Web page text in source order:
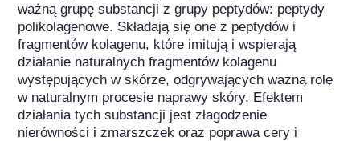
ważną grupę substancji z grupy peptydów: peptydy
polikolagenowe. Składają się one z peptydów i
fragmentów kolagenu, które imitują i wspierają
działanie naturalnych fragmentów kolagenu
występujących w skórze, odgrywających ważną rolę
w naturalnym procesie naprawy skóry. Efektem
działania tych substancji jest złagodzenie
nierówności i zmarszczek oraz poprawa cery i